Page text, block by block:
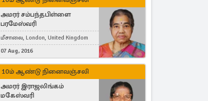
அமரர் சம்பந்தபிள்ளை
பரமேஸ்வரி
மீசாலை, London, United Kingdom
07 Aug, 2016
10ம் ஆண்டு நினைவஞ்சலி
அமரர் இராஜலிங்கம்
மகேஸ்வரி